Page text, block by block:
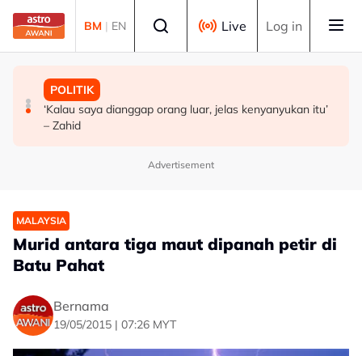
Skip to main content
BM | EN Live Log in
MALAYSIA
Operasi tren Kulai–Kempas Baru terjejas, kerja
pemulihan masih dijalankan
POLITIK
BN mahu pertahan 21 kerusi DUN di Melaka
POLITIK
‘Kalau saya dianggap orang luar, jelas kenyanyukan itu’
– Zahid
Advertisement
MALAYSIA
Murid antara tiga maut dipanah petir di
Batu Pahat
Bernama
19/05/2015 | 07:26 MYT